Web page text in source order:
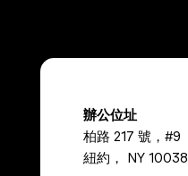
辦公位址
柏路 217 號，#9
紐約， NY 10038